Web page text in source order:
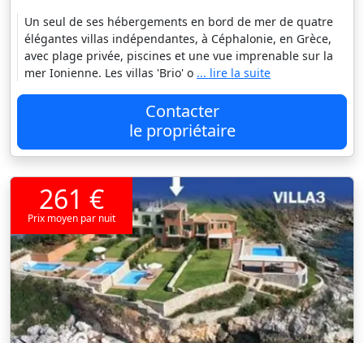
Un seul de ses hébergements en bord de mer de quatre
élégantes villas indépendantes, à Céphalonie, en Grèce,
avec plage privée, piscines et une vue imprenable sur la
mer Ionienne. Les villas 'Brio' o ... lire la suite
Contacter
le propriétaire
261 €
Prix moyen par nuit